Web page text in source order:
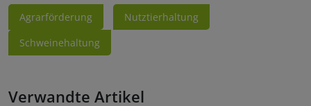
Agrarförderung
Nutztierhaltung
Schweinehaltung
Verwandte Artikel